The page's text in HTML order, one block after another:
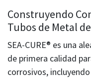
Construyendo
Tubos de Metal
SEA-CURE® es una
de primera calidad
corrosivos,